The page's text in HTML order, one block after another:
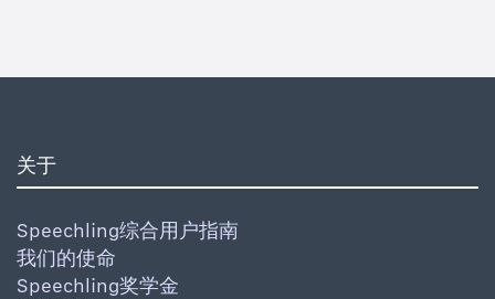
关于
Speechling综合用户指南
我们的使命
Speechling奖学金